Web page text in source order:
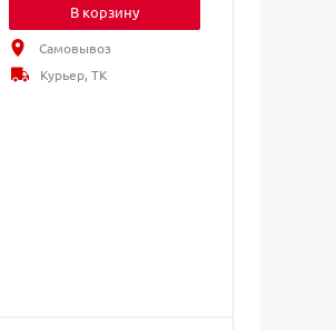
В корзину
Самовывоз
Курьер, ТК